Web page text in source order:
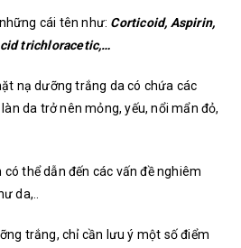
cái tên như: Corticoid, Aspirin,
trichloracetic,…
nạ dưỡng trắng da có chứa các
da trở nên mỏng, yếu, nổi mẩn đỏ,
thể dẫn đến các vấn đề nghiêm
da,..
trắng, chỉ cần lưu ý một số điểm